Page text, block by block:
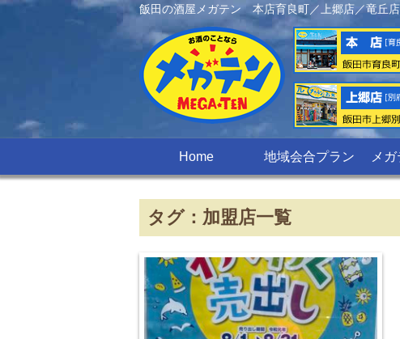
飯田の酒屋メガテン 本店育良町／上郷店／竜丘
Home 地域会合プラン メ
タグ：加盟店一覧